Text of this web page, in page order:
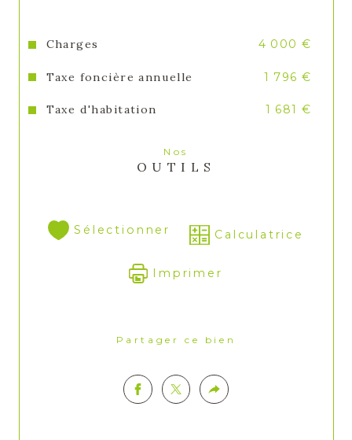
Charges 4 000 €
Taxe foncière annuelle 1 796 €
Taxe d'habitation 1 681 €
Nos
OUTILS
Sélectionner Calculatrice
Imprimer
Partager ce bien